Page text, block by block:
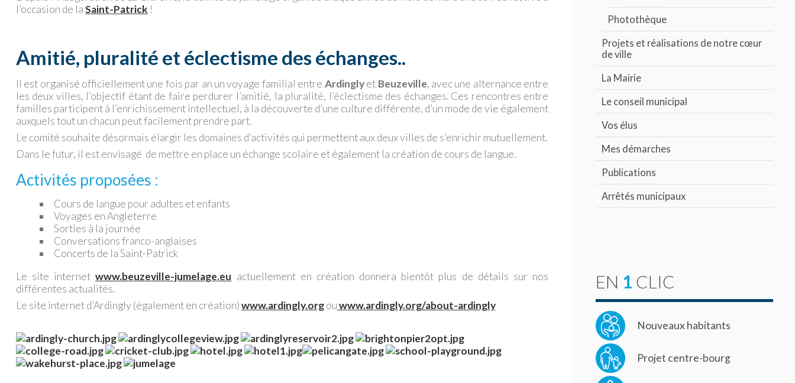
l’occasion de laSaint-Patrick !
Amitié, pluralité et éclectisme des échanges..
Il est organisé officiellement une fois par an un voyage familial entre Ardinglyet Beuzeville, avec une alternance entre
les deux villes, l’objectif étant de faire perdurer l’amitié, la pluralité, l’éclectisme des échanges. Ces rencontres entre
familles participent à l’enrichissement intellectuel, à la découverte d’une culture différente, d’un mode de vie également
auxquels tout un chacun peut facilement prendre part.
Le comité souhaite désormais élargir les domaines d’activités qui permettent aux deux villes de s’enrichir mutuellement.
Dans le futur, il est envisagé de mettre en place un échange scolaire et également la création de cours de langue.
Activités proposées :
Cours de langue pour adultes et enfants
Voyages en Angleterre
Sorties à la journée
Conversations franco-anglaises
Concerts de la Saint-Patrick
Le site internetwww.beuzeville-jumelage.eu actuellement en création donnera bientôt plus de détails sur nos
différentes actualités.
Le site internet d’Ardingly (également en création)www.ardingly.orgouwww.ardingly.org/about-ardingly
Photothèque
Projets et réalisations de notre cœur
de ville
La Mairie
Le conseil municipal
Vos élus
Mes démarches
Publications
Arrêtés municipaux
EN 1 CLIC
Nouveaux habitants
Projet centre-bourg